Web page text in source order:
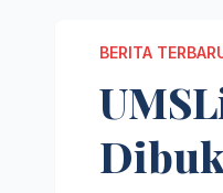
BERITA